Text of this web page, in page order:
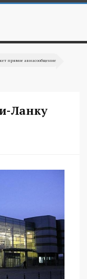
прямое авиасообщение
Ланку